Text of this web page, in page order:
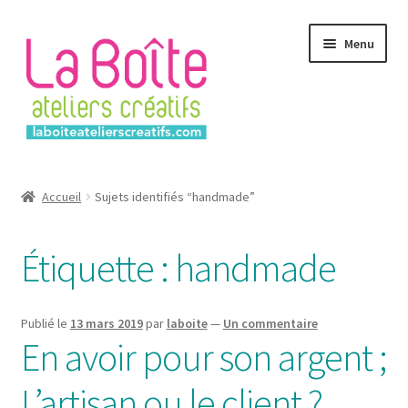
la
navigation
contenu
Menu
Login
Password Reset
Register
Accueil Sujets identifiés “handmade”
Étiquette : handmade
Publié le 13 mars 2019par laboite— Un commentaire
En avoir pour son argent ;